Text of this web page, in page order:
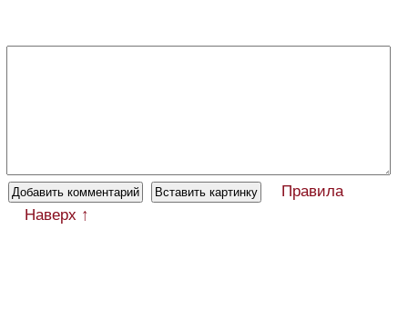
Правила
Наверх ↑